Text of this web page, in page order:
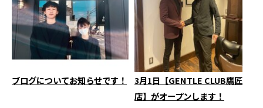
ブログについてお知らせです！
3月1日【GENTLE CLUB鷹匠
店】がオープンします！